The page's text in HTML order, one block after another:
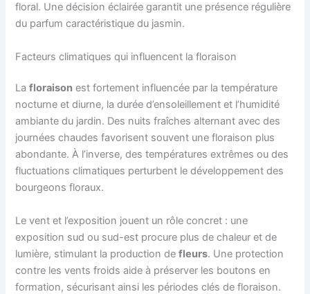
floral. Une décision éclairée garantit une présence régulière
du parfum caractéristique du jasmin.
Facteurs climatiques qui influencent la floraison
Lafloraison est fortement influencée par la température
nocturne et diurne, la durée d’ensoleillement et l’humidité
ambiante du jardin. Des nuits fraîches alternant avec des
journées chaudes favorisent souvent une floraison plus
abondante. À l’inverse, des températures extrêmes ou des
fluctuations climatiques perturbent le développement des
bourgeons floraux.
Le vent et l’exposition jouent un rôle concret : une
exposition sud ou sud-est procure plus de chaleur et de
lumière, stimulant la production defleurs. Une protection
contre les vents froids aide à préserver les boutons en
formation, sécurisant ainsi les périodes clés de floraison.